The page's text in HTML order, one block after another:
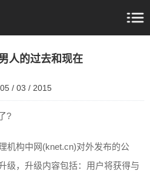
人的过去和现在
05 / 03 / 2015
?
机构中网(knet.cn)对外发布的公
级，升级内容包括：用户将获得与